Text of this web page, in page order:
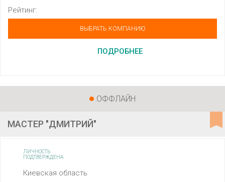
Рейтинг:
ВЫБРАТЬ КОМПАНИЮ
ПОДРОБНЕЕ
ОФФЛАЙН
МАСТЕР "ДМИТРИЙ"
ЛИЧНОСТЬ
ПОДТВЕРЖДЕНА
Киевская область